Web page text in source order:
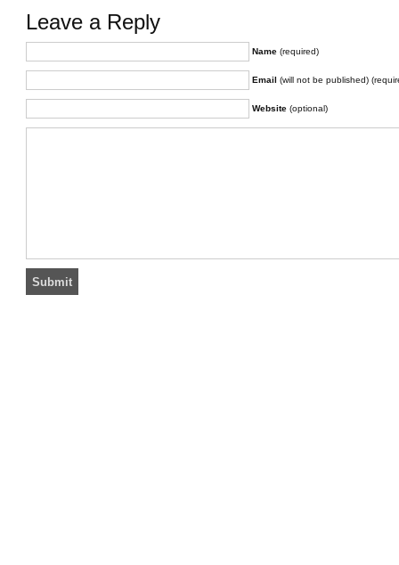
Leave a Reply
Name (required)
Email (will not be published)
Website (optional)